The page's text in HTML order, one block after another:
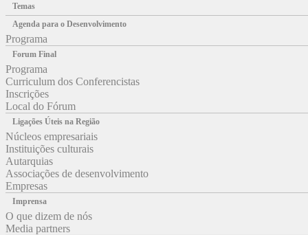
Temas
Agenda para o Desenvolvimento
Programa
Forum Final
Programa
Curriculum dos Conferencistas
Inscrições
Local do Fórum
Ligações Úteis na Região
Núcleos empresariais
Instituições culturais
Autarquias
Associações de desenvolvimento
Empresas
Imprensa
O que dizem de nós
Media partners